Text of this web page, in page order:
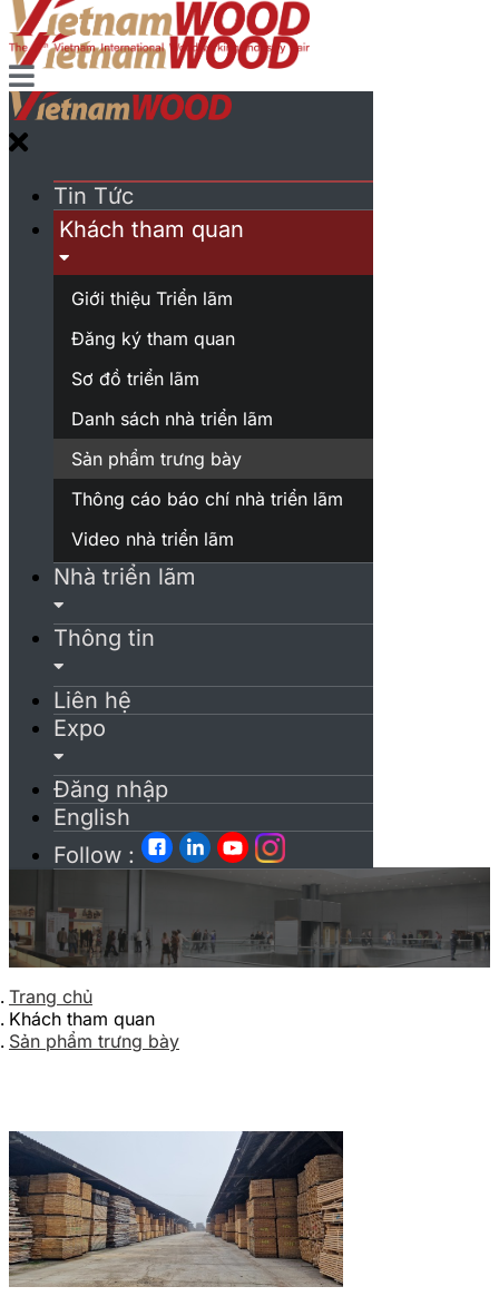
Tin Tức
Khách tham quan
Giới thiệu Triển lãm
Đăng ký tham quan
Sơ đồ triển lãm
Danh sách nhà triển lãm
Sản phẩm trưng bày
Thông cáo báo chí nhà triển lãm
Video nhà triển lãm
Nhà triển lãm
Thông tin
Liên hệ
Expo
Đăng nhập
English
Follow :
Trang chủ
Khách tham quan
Sản phẩm trưng bày